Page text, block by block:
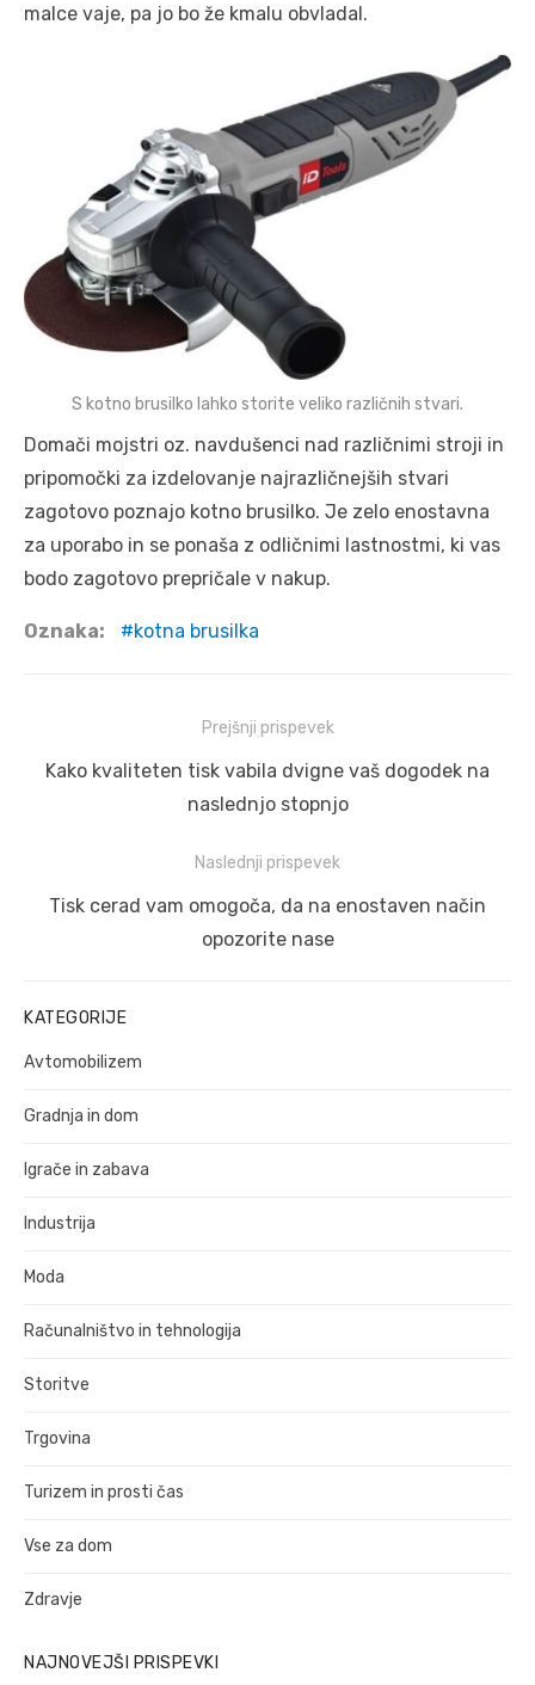
malce vaje, pa jo bo že kmalu obvladal.
S kotno brusilko lahko storite veliko različnih stvari.
Domači mojstri oz. navdušenci nad različnimi stroji in
pripomočki za izdelovanje najrazličnejših stvari
zagotovo poznajo kotno brusilko. Je zelo enostavna
za uporabo in se ponaša z odličnimi lastnostmi, ki vas
bodo zagotovo prepričale v nakup.
Oznaka: kotna brusilka
prispevka
Prejšnji prispevek
Prejšnji
Kako kvaliteten tisk vabila dvigne vaš dogodek na
naslednjo stopnjo
Naslednji prispevek
Naslednji
Tisk cerad vam omogoča, da na enostaven način
opozorite nase
KATEGORIJE
Avtomobilizem
Gradnja in dom
Igrače in zabava
Industrija
Moda
Računalništvo in tehnologija
Storitve
Trgovina
Turizem in prosti čas
Vse za dom
Zdravje
NAJNOVEJŠI PRISPEVKI